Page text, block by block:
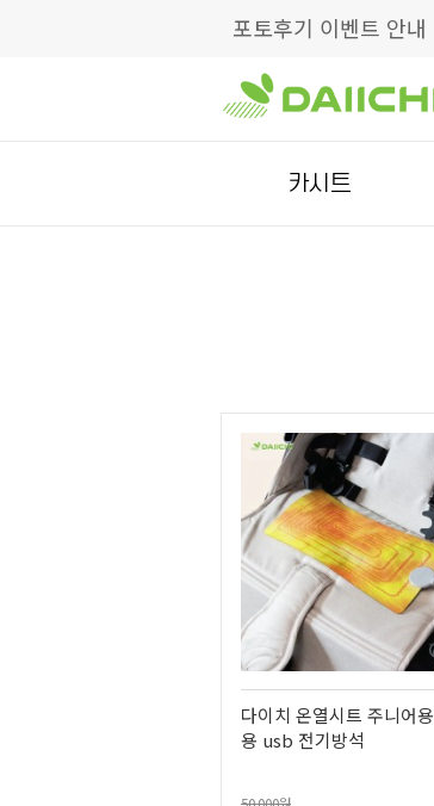
포토후기 이벤트 안내
카시트
다이치 온열시트 주니어
용 usb 전기방석